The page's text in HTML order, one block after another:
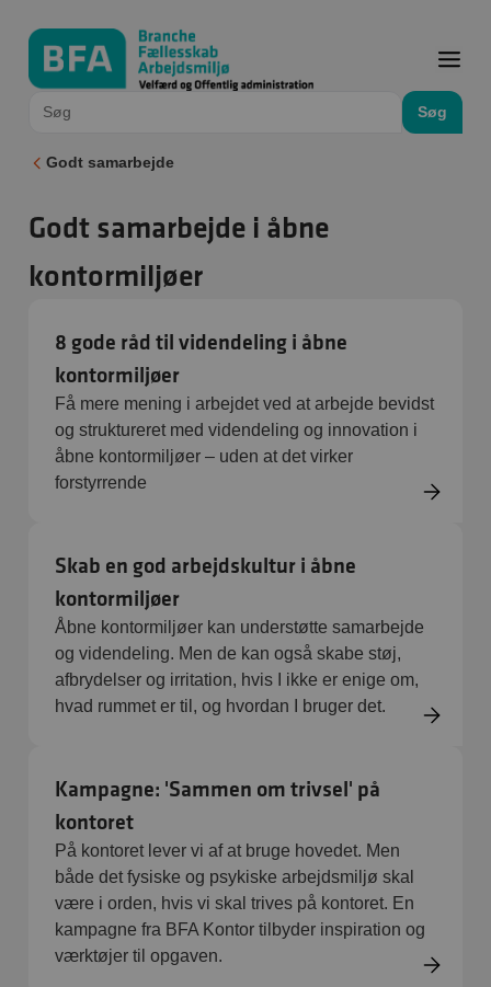
Søg
Godt samarbejde
Godt samarbejde i åbne
kontormiljøer
8 gode råd til videndeling i åbne
kontormiljøer
Få mere mening i arbejdet ved at arbejde bevidst
og struktureret med videndeling og innovation i
åbne kontormiljøer – uden at det virker
forstyrrende
Skab en god arbejdskultur i åbne
kontormiljøer
Åbne kontormiljøer kan understøtte samarbejde
og videndeling. Men de kan også skabe støj,
afbrydelser og irritation, hvis I ikke er enige om,
hvad rummet er til, og hvordan I bruger det.
Kampagne: 'Sammen om trivsel' på
kontoret
På kontoret lever vi af at bruge hovedet. Men
både det fysiske og psykiske arbejdsmiljø skal
være i orden, hvis vi skal trives på kontoret. En
kampagne fra BFA Kontor tilbyder inspiration og
værktøjer til opgaven.